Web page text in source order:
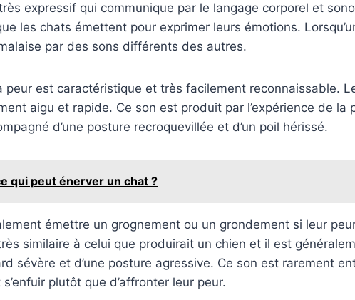
expressif qui communique par le langage corporel et
les chats émettent pour exprimer leurs émotions.
par des sons différents des autres.
peur est caractéristique et très facilement reconnaissable.
aigu et rapide. Ce son est produit par l’expérience de la
d’une posture recroquevillée et d’un poil hérissé.
qui peut énerver un chat ?
émettre un grognement ou un grondement si leur
similaire à celui que produirait un chien et il est
sévère et d’une posture agressive. Ce son est rarement
plutôt que d’affronter leur peur.